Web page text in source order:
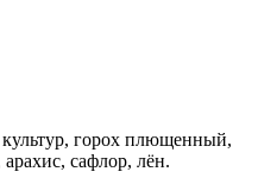
горох плющенный,
сафлор, лён.